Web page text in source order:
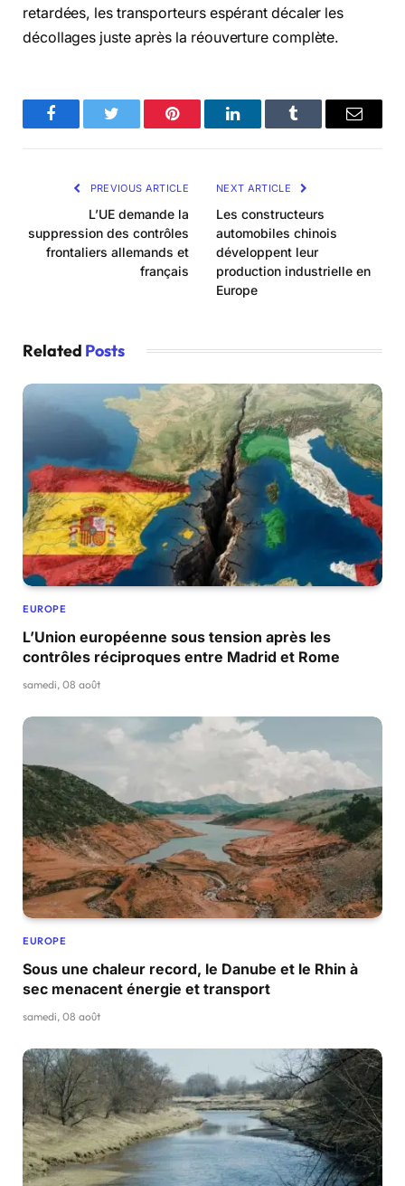
retardées, les transporteurs espérant décaler les
décollages juste après la réouverture complète.
FacebookTwitter Pinterest LinkedInTumblr Email
PREVIOUS ARTICLE
L’UE demande la
suppression des contrôles
frontaliers allemands et
français
NEXT ARTICLE
Les constructeurs
automobiles chinois
développent leur
production industrielle en
Europe
Related Posts
EUROPE
L’Union européenne sous tension après les
contrôles réciproques entre Madrid et Rome
samedi, 08 août
EUROPE
Sous une chaleur record, le Danube et le Rhin à
sec menacent énergie et transport
samedi, 08 août